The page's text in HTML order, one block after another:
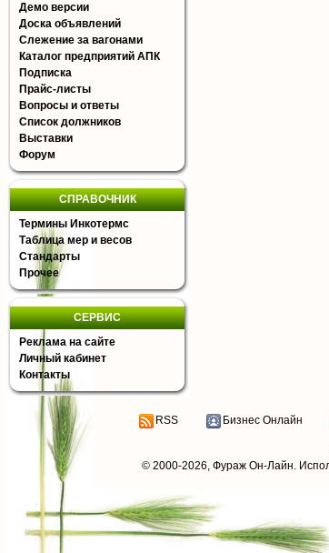
Демо версии
Доска объявлений
Слежение за вагонами
Каталог предприятий АПК
Подписка
Прайс-листы
Вопросы и ответы
Список должников
Выставки
Форум
СПРАВОЧНИК
Термины Инкотермс
Таблица мер и весов
Стандарты
Прочее
СЕРВИС
Реклама на сайте
Личный кабинет
Контакты
RSS Бизнес Онлайн
© 2000-2026, Фураж Он-Лайн.